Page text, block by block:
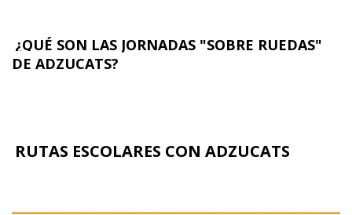
¿QUÉ SON LAS JORNADAS "SOBRE RUEDAS"
DE ADZUCATS?
RUTAS ESCOLARES CON ADZUCATS